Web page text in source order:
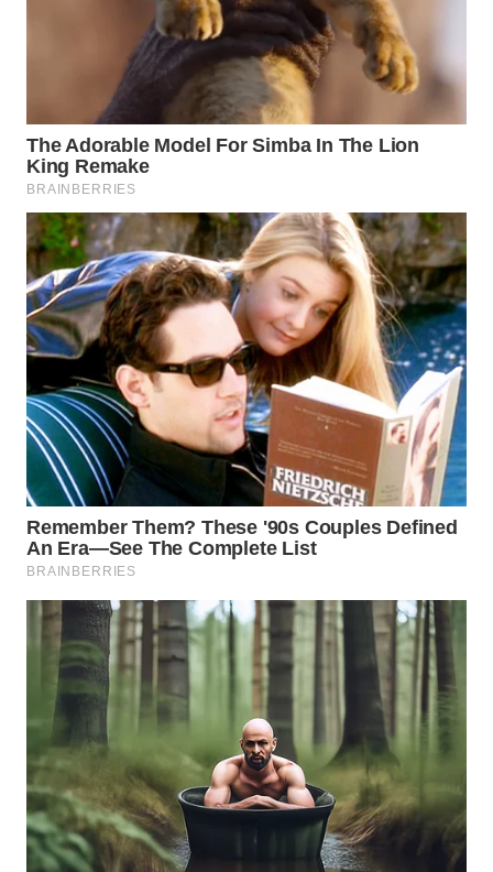
KEPULAUAN
WN
TANGERANG
WN
BINJAI
WN
CIREBON
WN
INDRAMAYU
WN
KUNINGAN
WN
WN
SUBANG
SUKABUMI
WN
PURWAKARTA